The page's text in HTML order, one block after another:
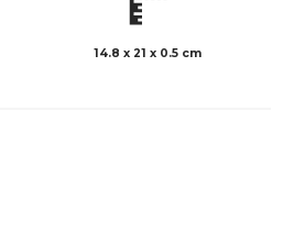
14.8 x 21 x 0.5 cm